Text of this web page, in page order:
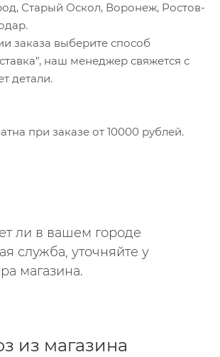
Старый Оскол, Воронеж, Ростов-
заказа выберите способ
наш менеджер свяжется с
детали.
при заказе от 10000 рублей.
ли в вашем городе
служба, уточняйте у
магазина.
из магазина